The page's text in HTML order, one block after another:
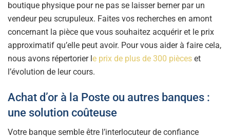
boutique physique pour ne pas se laisser berner par un
vendeur peu scrupuleux. Faites vos recherches en amont
concernant la pièce que vous souhaitez acquérir et le prix
approximatif qu’elle peut avoir. Pour vous aider à faire cela,
nous avons répertorier le prix de plus de 300 pièces et
l’évolution de leur cours.
Achat d’or à la Poste ou autres banques :
une solution coûteuse
Votre banque semble être l’interlocuteur de confiance